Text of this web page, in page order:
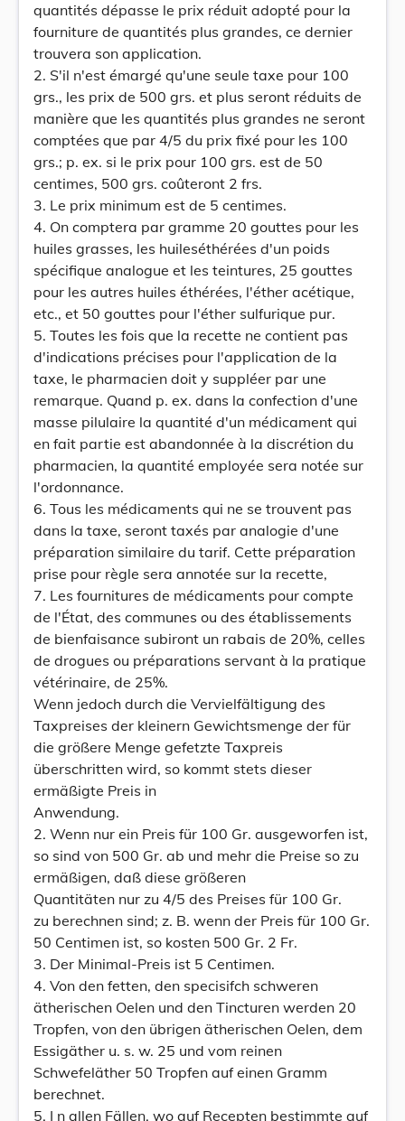
quantités dépasse le prix réduit adopté pour la
fourniture de quantités plus grandes, ce dernier
trouvera son application.
2. S'il n'est émargé qu'une seule taxe pour 100
grs., les prix de 500 grs. et plus seront réduits de
manière que les quantités plus grandes ne seront
comptées que par 4/5 du prix fixé pour les 100
grs.; p. ex. si le prix pour 100 grs. est de 50
centimes, 500 grs. coûteront 2 frs.
3. Le prix minimum est de 5 centimes.
4. On comptera par gramme 20 gouttes pour les
huiles grasses, les huileséthérées d'un poids
spécifique analogue et les teintures, 25 gouttes
pour les autres huiles éthérées, l'éther acétique,
etc., et 50 gouttes pour l'éther sulfurique pur.
5. Toutes les fois que la recette ne contient pas
d'indications précises pour l'application de la
taxe, le pharmacien doit y suppléer par une
remarque. Quand p. ex. dans la confection d'une
masse pilulaire la quantité d'un médicament qui
en fait partie est abandonnée à la discrétion du
pharmacien, la quantité employée sera notée sur
l'ordonnance.
6. Tous les médicaments qui ne se trouvent pas
dans la taxe, seront taxés par analogie d'une
préparation similaire du tarif. Cette préparation
prise pour règle sera annotée sur la recette,
7. Les fournitures de médicaments pour compte
de l'État, des communes ou des établissements
de bienfaisance subiront un rabais de 20%, celles
de drogues ou préparations servant à la pratique
vétérinaire, de 25%.
Wenn jedoch durch die Vervielfältigung des
Taxpreises der kleinern Gewichtsmenge der für
die größere Menge gefetzte Taxpreis
überschritten wird, so kommt stets dieser
ermäßigte Preis in
Anwendung.
2. Wenn nur ein Preis für 100 Gr. ausgeworfen ist,
so sind von 500 Gr. ab und mehr die Preise so zu
ermäßigen, daß diese größeren
Quantitäten nur zu 4/5 des Preises für 100 Gr.
zu berechnen sind; z. B. wenn der Preis für 100 Gr.
50 Centimen ist, so kosten 500 Gr. 2 Fr.
3. Der Minimal-Preis ist 5 Centimen.
4. Von den fetten, den specisifch schweren
ätherischen Oelen und den Tincturen werden 20
Tropfen, von den übrigen ätherischen Oelen, dem
Essigäther u. s. w. 25 und vom reinen
Schwefeläther 50 Tropfen auf einen Gramm
berechnet.
5. I n allen Fällen, wo auf Recepten bestimmte auf